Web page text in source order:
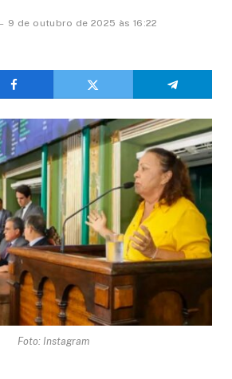
9 de outubro de 2025 às 16:22
Foto: Instagram